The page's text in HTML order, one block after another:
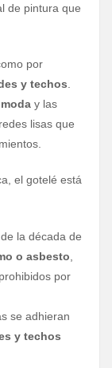
de pintura que
por
y techos
y las
lisas que
el gotelé está
la década de
o asbesto
por
se adhieran
y techos